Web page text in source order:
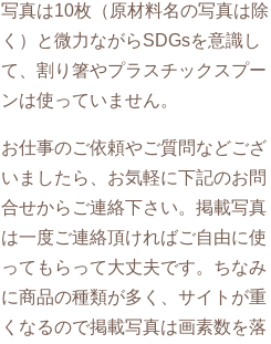
写真は10枚（原材料名の写真は除
く）と微力ながらSDGsを意識し
て、割り箸やプラスチックスプー
ンは使っていません。
お仕事のご依頼やご質問などござ
いましたら、お気軽に下記のお問
合せからご連絡下さい。掲載写真
は一度ご連絡頂ければご自由に使
ってもらって大丈夫です。ちなみ
に商品の種類が多く、サイトが重
くなるので掲載写真は画素数を落